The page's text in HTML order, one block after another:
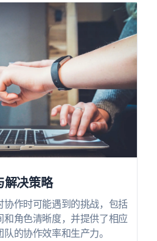
解决策略
作时可能遇到的挑战，包括
角色清晰度，并提供了相应
的协作效率和生产力。